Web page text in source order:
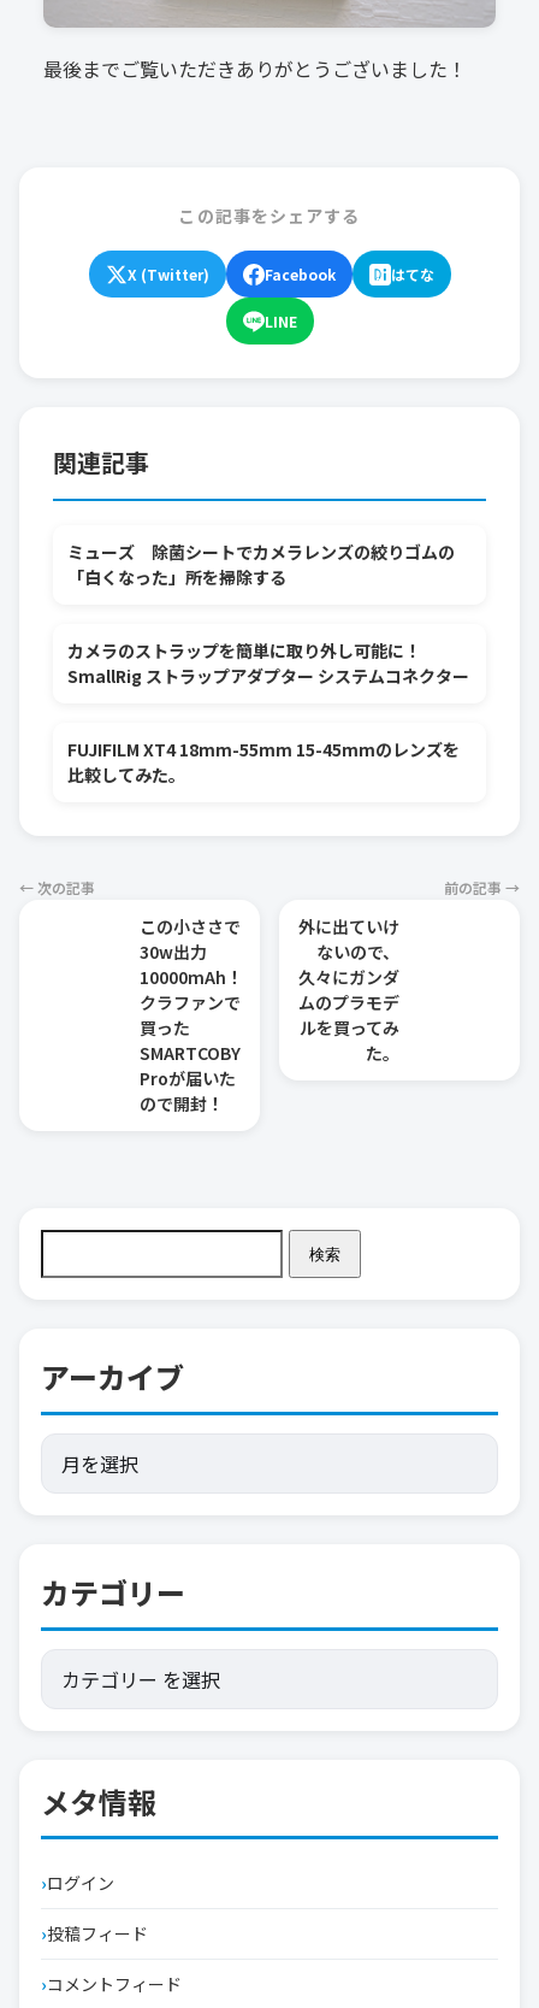
最後までご覧いただきありがとうございました！
この記事をシェアする
X (Twitter) Facebook はてな
LINE
関連記事
ミューズ 除菌シートでカメラレンズの絞りゴムの
「白くなった」所を掃除する
カメラのストラップを簡単に取り外し可能に！
SmallRig ストラップアダプター システムコネクター
FUJIFILM XT4 18mm-55mm 15-45mmのレンズを
比較してみた。
← 次の記事
この小ささで
30w出力
10000mAh！
クラファンで
買った
SMARTCOBY
Proが届いた
ので開封！
前の記事 →
外に出ていけ
ないので、
久々にガンダ
ムのプラモデ
ルを買ってみ
た。
検索
アーカイブ
カテゴリー
メタ情報
ログイン
投稿フィード
コメントフィード